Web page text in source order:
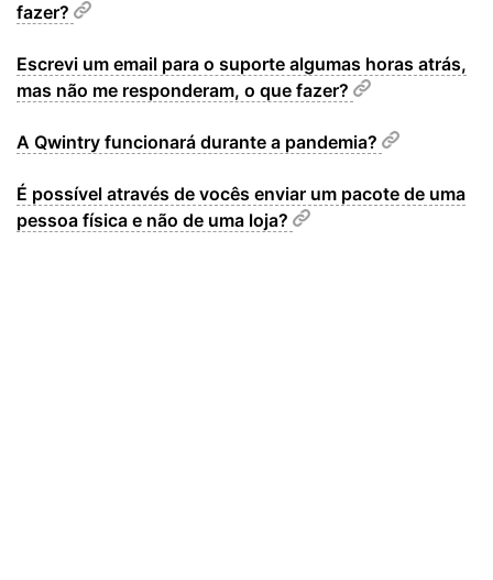
fazer?
Escrevi um email para o suporte algumas horas atrás,
mas não me responderam, o que fazer?
A Qwintry funcionará durante a pandemia?
É possível através de vocês enviar um pacote de uma
pessoa física e não de uma loja?